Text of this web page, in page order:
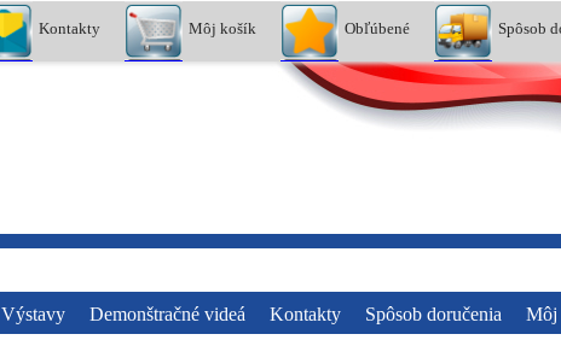
Kontakty Môj košík Obľúbené Spôsob
Výstavy Demonštračné videá Kontakty Spôsob doručenia Môj